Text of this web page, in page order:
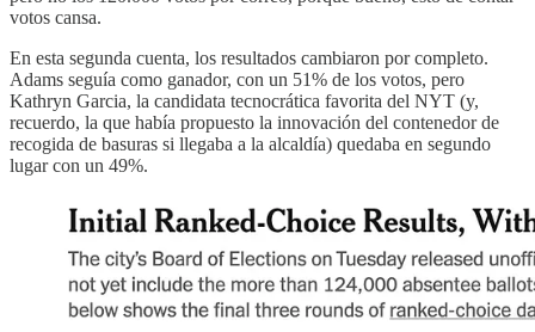
votos cansa.
En esta segunda cuenta, los resultados cambiaron por completo.
Adams seguía como ganador, con un 51% de los votos, pero
Kathryn Garcia, la candidata tecnocrática favorita del NYT (y,
recuerdo, la que había propuesto la innovación del contenedor de
recogida de basuras si llegaba a la alcaldía) quedaba en segundo
lugar con un 49%.